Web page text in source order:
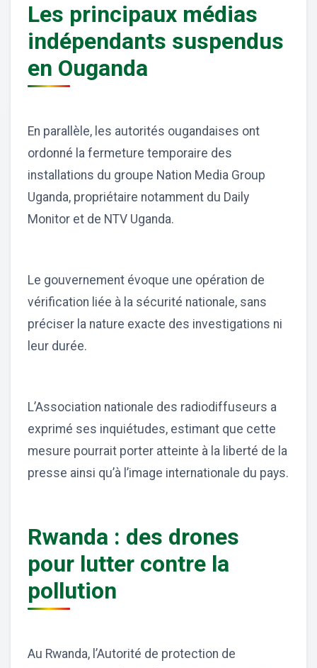
Les principaux médias
indépendants suspendus
en Ouganda
En parallèle, les autorités ougandaises ont
ordonné la fermeture temporaire des
installations du groupe Nation Media Group
Uganda, propriétaire notamment du Daily
Monitor et de NTV Uganda.
Le gouvernement évoque une opération de
vérification liée à la sécurité nationale, sans
préciser la nature exacte des investigations ni
leur durée.
L’Association nationale des radiodiffuseurs a
exprimé ses inquiétudes, estimant que cette
mesure pourrait porter atteinte à la liberté de la
presse ainsi qu’à l’image internationale du pays.
Rwanda : des drones
pour lutter contre la
pollution
Au Rwanda, l’Autorité de protection de